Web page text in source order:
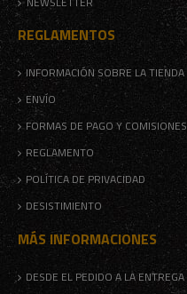
REGLAMENTOS
INFORMACIÓN SOBRE LA TIENDA
ENVÍO
FORMAS DE PAGO Y COMISIONES
REGLAMENTO
POLÍTICA DE PRIVACIDAD
DESISTIMIENTO
MÁS INFORMACIONES
DESDE EL PEDIDO A LA ENTREGA